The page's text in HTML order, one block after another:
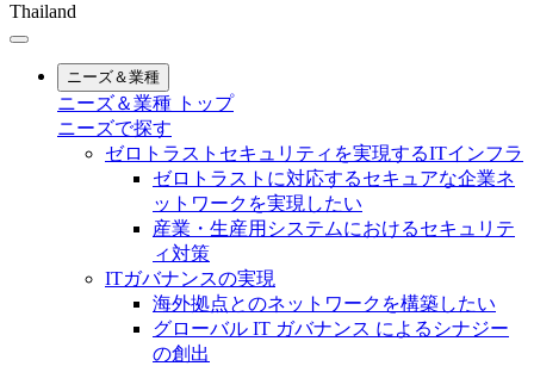
Thailand
ニーズ＆業種
ニーズ＆業種 トップ
ニーズで探す
ゼロトラストセキュリティを実現するITインフラ
ゼロトラストに対応するセキュアな企業ネ
ットワークを実現したい
産業・生産用システムにおけるセキュリテ
ィ対策
ITガバナンスの実現
海外拠点とのネットワークを構築したい
グローバル IT ガバナンス によるシナジー
の創出